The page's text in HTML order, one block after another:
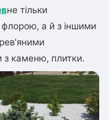
не тільки
флорою, а й з іншими
з каменю, плитки.